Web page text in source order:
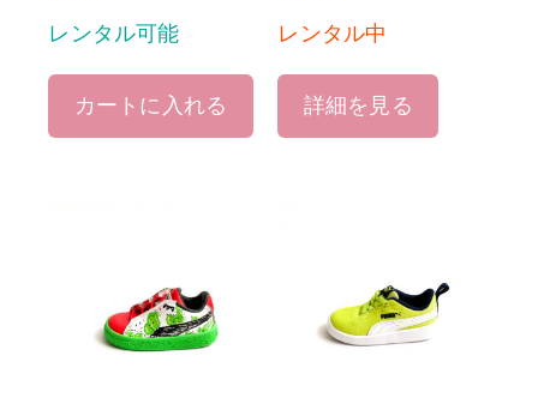
レンタル可能
カートに入れる
レンタル中
詳細を見る